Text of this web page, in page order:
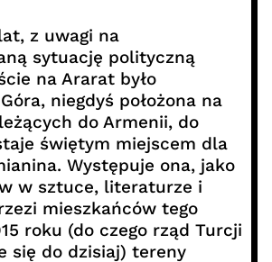
z uwagi na
sytuację polityczną
na Ararat było
niegdyś położona na
do Armenii, do
świętym miejscem dla
Występuje ona, jako
w sztuce, literaturze i
mieszkańców tego
roku (do czego rząd Turcji
się do dzisiaj) tereny